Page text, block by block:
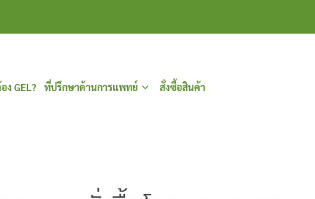
ง GEL? ที่ปรึกษาด้านการแพทย์ สั่งซื้อสินค้า